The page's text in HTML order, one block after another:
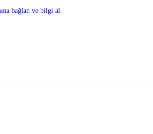
bağlan ve bilgi al.